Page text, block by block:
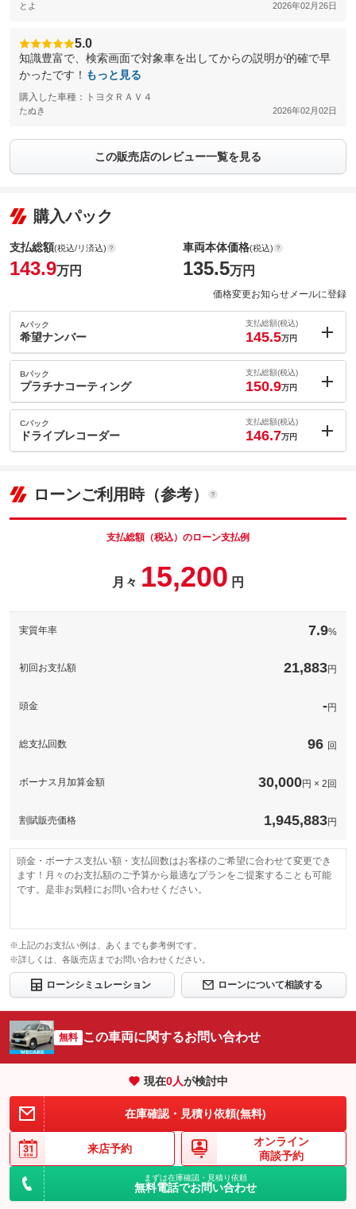
とよ 2026年02月26日
5.0
知識豊富で、検索画面で対象車を出してからの説明が的確で早
かったです！ もっと見る
購入した車種：トヨタＲＡＶ４
たぬき 2026年02月02日
この販売店のレビュー一覧を見る
購入パック
支払総額(税込/リ済込)
143.9万円
車両本体価格(税込)
135.5万円
価格変更お知らせメールに登録
Aパック
希望ナンバー
支払総額(税込)
145.5万円
内：オプシ
ョン価格
(税込)
車両本体価
135.5万円
パック内容
は抽選になることがございます。
Bパック
プラチナコーティング
支払総額(税込)
150.9万円
内：オプシ
ョン価格
(税込)
車両本体価
性が持続！※表示価格は普通車ＬＬサイズの価格です。他サイズ
の価格については下記の通りです。軽自動車３９，９００円、普
備考
このパックの見積もり依頼（無料）
Cパック
ドライブレコーダー
支払総額(税込)
146.7万円
車両本体価
135.5
望の機種がある場合、追加費用がかかります。ご了承ください。
ローンご利用時（参考）
支払総額（税込）のローン支払例
月々 15,200 円
実質年率 7.9%
初回お支払額 21,883円
頭金 -円
総支払回数 96 回
ボーナス月加算金額 30,000円 × 2回
割賦販売価格 1,945,883円
頭金・ボーナス支払い額・支払回数はお客様のご希望に合わせて変更でき
ます！月々のお支払額のご予算から最適なプランをご提案することも可能
です。是非お気軽にお問い合わせください。
※上記のお支払い例は、あくまでも参考例です。
※詳しくは、各販売店までお問い合わせください。
ローンシミュレーション ローンについて相談する
無料 この車両に関するお問い合わせ
現在0人が検討中
在庫確認・見積り依頼(無料)
来店予約
オンライン
商談予約
まずは在庫確認・見積り依頼
無料電話でお問い合わせ